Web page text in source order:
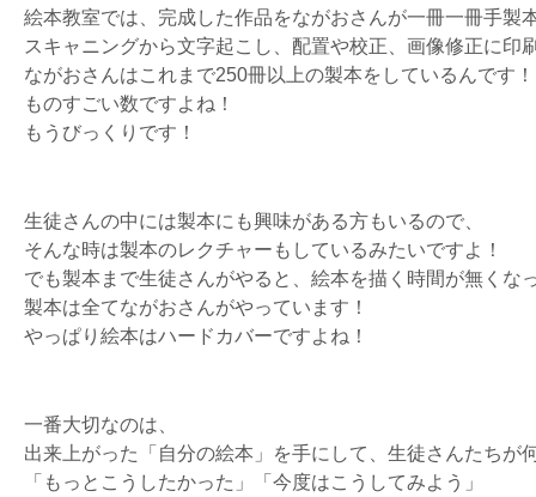
絵本教室では、完成した作品をながおさんが一冊一冊手製
スキャニングから文字起こし、配置や校正、画像修正に印
ながおさんはこれまで250冊以上の製本をしているんです！
ものすごい数ですよね！
もうびっくりです！
生徒さんの中には製本にも興味がある方もいるので、
そんな時は製本のレクチャーもしているみたいですよ！
でも製本まで生徒さんがやると、絵本を描く時間が無くな
製本は全てながおさんがやっています！
やっぱり絵本はハードカバーですよね！
一番大切なのは、
出来上がった「自分の絵本」を手にして、生徒さんたちが
「もっとこうしたかった」「今度はこうしてみよう」